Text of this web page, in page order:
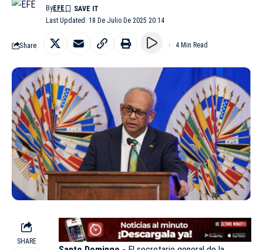
Last Updated: 18 De Julio De 2025 20:14
ByEFE
Share 4 Min Read
SHARE